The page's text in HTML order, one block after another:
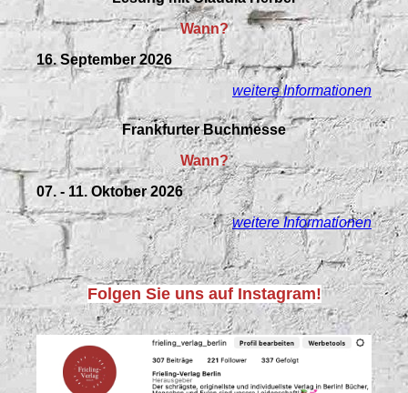
Wann?
16. September 2026
weitere Informationen
Frankfurter Buchmesse
Wann?
07. - 11. Oktober 2026
weitere Informationen
Folgen Sie uns auf Instagram!